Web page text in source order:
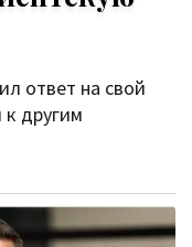
ответ на свой
к другим